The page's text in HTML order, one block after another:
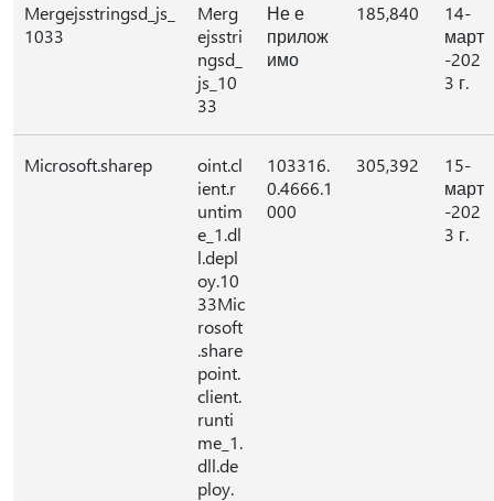
Mergejsstringsd_js_
1033
Merg
ejsstri
ngsd_
js_10
33
Не е
прилож
имо
185,840
14-
март
-202
3 г.
Microsoft.sharep
oint.cl
ient.r
untim
e_1.dl
l.depl
oy.10
33Mic
rosoft
.share
point.
client.
runti
me_1.
dll.de
ploy.
103316.
0.4666.1
000
305,392
15-
март
-202
3 г.